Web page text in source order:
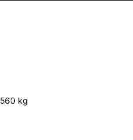
kg